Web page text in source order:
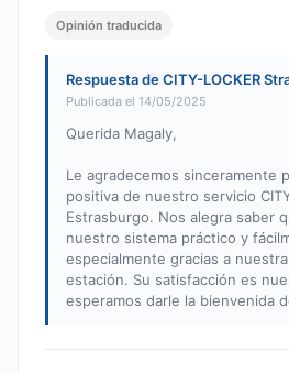
Opinión traducida
Respuesta de CITY-LOCKER
Publicada el 14/05/2025
Querida Magaly,
Le agradecemos sinceramente
positiva de nuestro servicio
Estrasburgo. Nos alegra saber
nuestro sistema práctico y
especialmente gracias a
estación. Su satisfacción es
esperamos darle la bienvenida